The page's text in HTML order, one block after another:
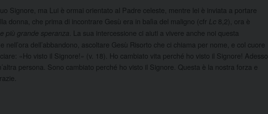
Signore, ma Lui è ormai orientato al Padre celeste, mentre lei è inviata a portare
donna, che prima di incontrare Gesù era in balìa del maligno (cfr Lc 8,2), ora è
più grande speranza . La sua intercessione ci aiuti a vivere anche noi questa
nell’ora dell’abbandono, ascoltare Gesù Risorto che ci chiama per nome, e col cuore
«Ho visto il Signore!» (v. 18). Ho cambiato vita perché ho visto il Signore! Adesso
persona. Sono cambiato perché ho visto il Signore. Questa è la nostra forza e